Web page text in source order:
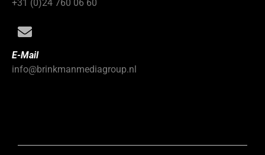
+31 (0)24 760 06 60
E-Mail
info@brinkmanmediagroup.nl